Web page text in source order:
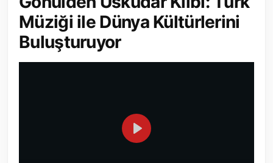
Yerel Yönetimler
Mülki İdare
Kamu Kurumları ve Üst Kurullar
Müziği ile Dünya Kültürlerini
Buluşturuyor
P